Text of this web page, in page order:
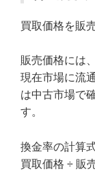
買取価格を販
販売価格には
現在市場に流
は中古市場で
す。
換金率の計算式
買取価格 ÷ 販